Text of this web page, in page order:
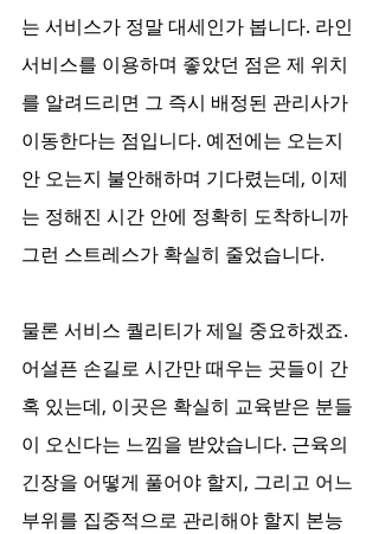
는 서비스가 정말 대세인가 봅니다. 라인
서비스를 이용하며 좋았던 점은 제 위치
를 알려드리면 그 즉시 배정된 관리사가
이동한다는 점입니다. 예전에는 오는지
안 오는지 불안해하며 기다렸는데, 이제
는 정해진 시간 안에 정확히 도착하니까
그런 스트레스가 확실히 줄었습니다.
물론 서비스 퀄리티가 제일 중요하겠죠.
어설픈 손길로 시간만 때우는 곳들이 간
혹 있는데, 이곳은 확실히 교육받은 분들
이 오신다는 느낌을 받았습니다. 근육의
긴장을 어떻게 풀어야 할지, 그리고 어느
부위를 집중적으로 관리해야 할지 본능